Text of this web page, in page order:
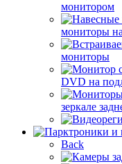
монитором
мониторы
мониторы
DVD на
зеркале
Back